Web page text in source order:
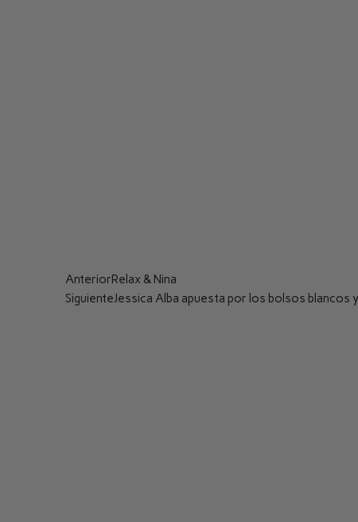
AnteriorRelax & Nina
SiguienteJessica Alba apuesta por los bolsos blancos